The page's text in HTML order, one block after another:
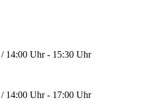
14:00 Uhr - 15:30 Uhr
14:00 Uhr - 17:00 Uhr